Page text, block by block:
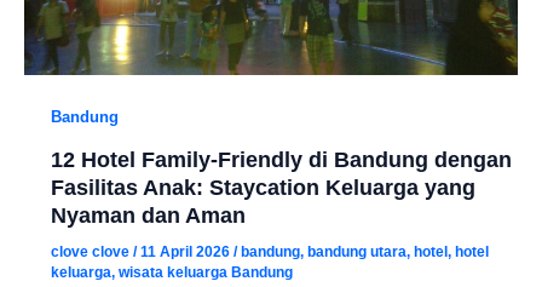
Bandung
12 Hotel Family-Friendly di Bandung dengan
Fasilitas Anak: Staycation Keluarga yang
Nyaman dan Aman
clove clove /11 April 2026 /bandung, bandung utara, hotel, hotel
keluarga, wisata keluarga Bandung